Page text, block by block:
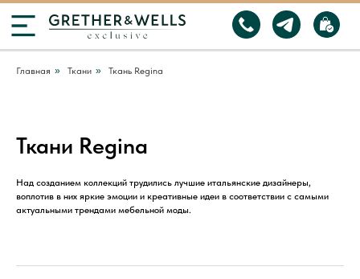
Главная » Ткани » Ткань Regina
Ткани Regina
Над созданием коллекций трудились лучшие итальянские дизайнеры,
воплотив в них яркие эмоции и креативные идеи в соответствии с самыми
актуальными трендами мебельной моды.